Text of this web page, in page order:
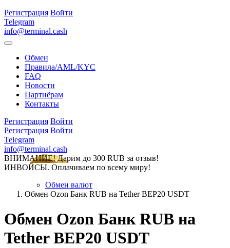
Регистрация Войти
Telegram
info@terminal.cash
Обмен
Правила/AML/KYC
FAQ
Новости
Партнёрам
Контакты
Регистрация Войти
Регистрация Войти
Telegram
info@terminal.cash
ВНИМАНИЕ! Дарим до 300 RUB за отзыв!
ИНВОЙСЫ. Оплачиваем по всему миру!
Обмен валют
Обмен Ozon Банк RUB на Tether BEP20 USDT
Обмен Ozon Банк RUB на
Tether BEP20 USDT